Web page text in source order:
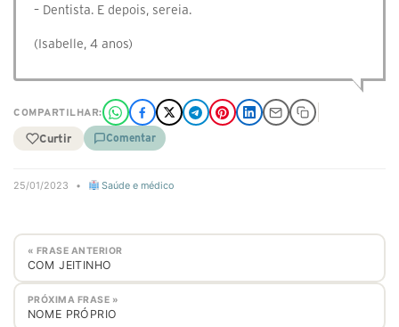
– Dentista. E depois, sereia.
(Isabelle, 4 anos)
COMPARTILHAR:
Curtir Comentar
25/01/2023 • Saúde e médico
« FRASE ANTERIOR
COM JEITINHO
PRÓXIMA FRASE »
NOME PRÓPRIO